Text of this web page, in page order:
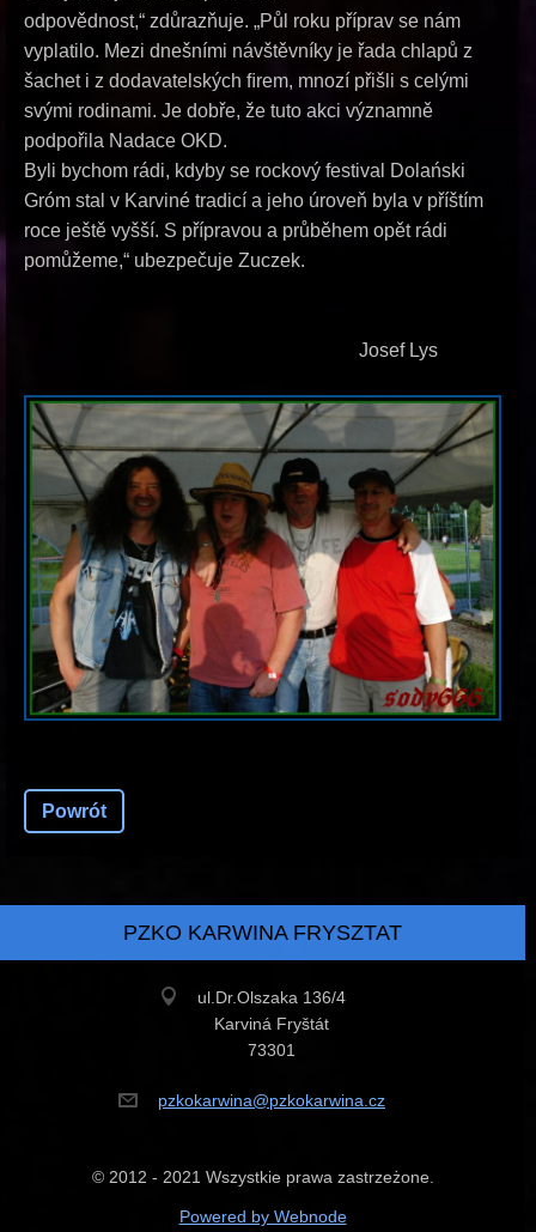
odpovědnost,“ zdůrazňuje. „Půl roku příprav se nám
vyplatilo. Mezi dnešními návštěvníky je řada chlapů z
šachet i z dodavatelských ﬁrem, mnozí přišli s celými
svými rodinami. Je dobře, že tuto akci významně
podpořila Nadace OKD.
Byli bychom rádi, kdyby se rockový festival Dolański
Gróm stal v Karviné tradicí a jeho úroveň byla v příštím
roce ještě vyšší. S přípravou a průběhem opět rádi
pomůžeme,“ ubezpečuje Zuczek.
Josef Lys
Powrót
PZKO KARWINA FRYSZTAT
ul.Dr.Olszaka 136/4
Karviná Fryštát
73301
pzkokarwina@pzkokarwina.cz
© 2012 - 2021 Wszystkie prawa zastrzeżone.
Powered by Webnode